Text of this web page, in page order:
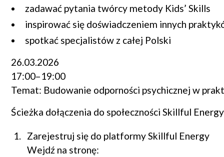
zadawać pytania twórcy metody Kids’ Skills
inspirować się doświadczeniem innych
spotkać specjalistów z całej Polski
26.03.2026
17:00–19:00
Temat: Budowanie odporności psychicznej w
Ścieżka dołączenia do społeczności Skillful
Zarejestruj się do platformy Skillful Energy
Wejdź na stronę: